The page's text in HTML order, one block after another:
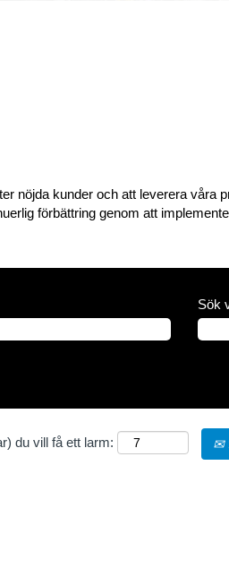
nöjda kunder och att leverera våra
förbättring genom att
Sök
du vill få ett larm: